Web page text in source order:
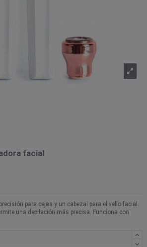
facial
para cejas y un cabezal para el vello facial.
una depilación más precisa. Funciona con